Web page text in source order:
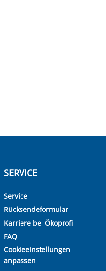
SERVICE
Service
Rücksendeformular
Karriere bei Ökoprofi
FAQ
Cookieeinstellungen
anpassen